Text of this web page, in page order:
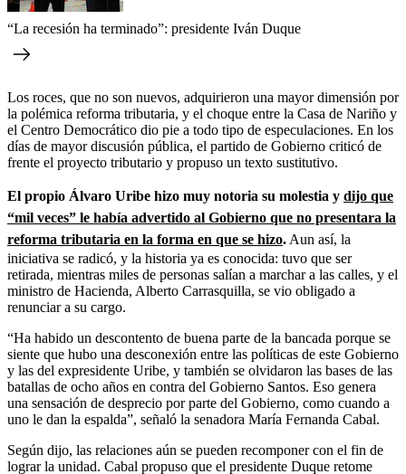
“La recesión ha terminado”: presidente Iván Duque
Los roces, que no son nuevos, adquirieron una mayor dimensión por
la polémica reforma tributaria, y el choque entre la Casa de Nariño y
el Centro Democrático dio pie a todo tipo de especulaciones. En los
días de mayor discusión pública, el partido de Gobierno criticó de
frente el proyecto tributario y propuso un texto sustitutivo.
El propio Álvaro Uribe hizo muy notoria su molestia y dijo que
“mil veces” le había advertido al Gobierno que no presentara la
reforma tributaria en la forma en que se hizo. Aun así, la
iniciativa se radicó, y la historia ya es conocida: tuvo que ser
retirada, mientras miles de personas salían a marchar a las calles, y el
ministro de Hacienda, Alberto Carrasquilla, se vio obligado a
renunciar a su cargo.
“Ha habido un descontento de buena parte de la bancada porque se
siente que hubo una desconexión entre las políticas de este Gobierno
y las del expresidente Uribe, y también se olvidaron las bases de las
batallas de ocho años en contra del Gobierno Santos. Eso genera
una sensación de desprecio por parte del Gobierno, como cuando a
uno le dan la espalda”, señaló la senadora María Fernanda Cabal.
Según dijo, las relaciones aún se pueden recomponer con el fin de
lograr la unidad. Cabal propuso que el presidente Duque retome